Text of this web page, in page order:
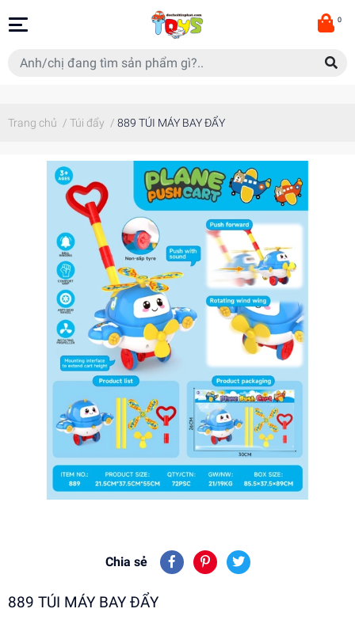
0
Trang chủ / Túi đẩy / 889 TÚI MÁY BAY ĐẨY
Chia sẻ
889 TÚI MÁY BAY ĐẨY